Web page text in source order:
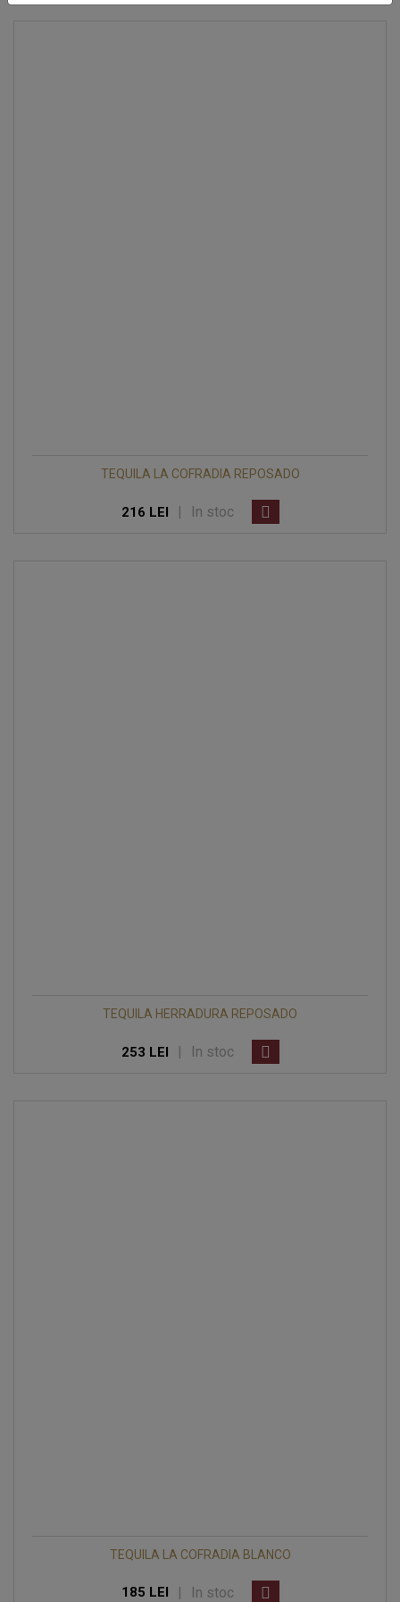
TEQUILA LA COFRADIA REPOSADO
216 LEI In stoc
TEQUILA HERRADURA REPOSADO
253 LEI In stoc
TEQUILA LA COFRADIA BLANCO
185 LEI | In stoc